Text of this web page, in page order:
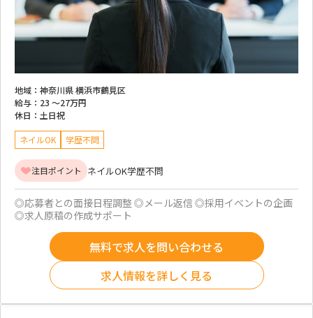
地域： 神奈川県 横浜市鶴見区
給与： 23 ～27万円
休日： 土日祝
ネイルOK 学歴不問
注目ポイント ネイルOK学歴不問
◎応募者との面接日程調整 ◎メール返信 ◎採用イベントの企画
◎求人原稿の作成サポート
無料で求人を問い合わせる
求人情報を詳しく見る